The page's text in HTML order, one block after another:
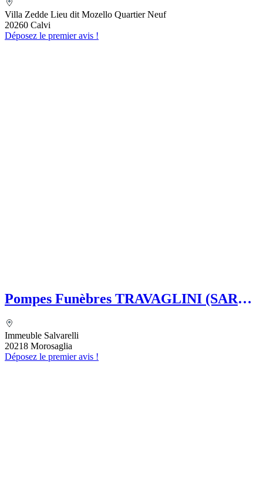
Villa Zedde Lieu dit Mozello Quartier Neuf
20260 Calvi
Déposez le premier avis !
Pompes Funèbres TRAVAGLINI (SARL)
secondaire Pompes funèbres Impériales
Grégoire TRAVAGLINI
Immeuble Salvarelli
20218 Morosaglia
Déposez le premier avis !